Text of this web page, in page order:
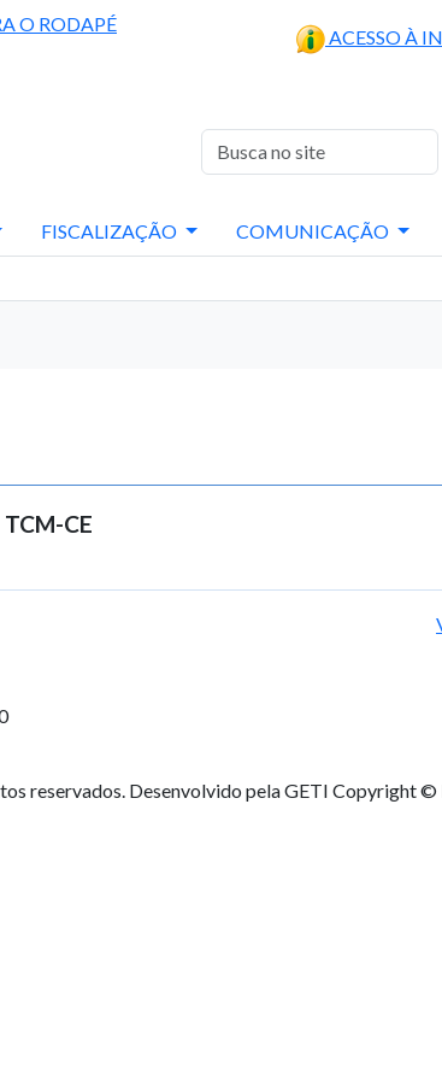
O RODAPÉ
ACESSO À
FISCALIZAÇÃO COMUNICAÇÃO
CE
reservados. Desenvolvido pela GETI Copyright ©